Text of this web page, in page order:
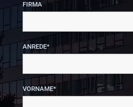
FIRMA
ANREDE*
VORNAME*